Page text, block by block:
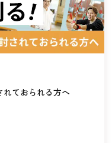
れておられる方へ